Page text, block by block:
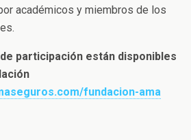
académicos y miembros de los
participación están disponibles
fundacion-ama